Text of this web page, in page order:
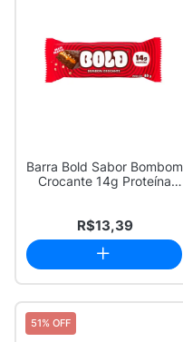
Barra Bold Sabor Bombom
Crocante 14g Proteína
R$13,39
51% OFF